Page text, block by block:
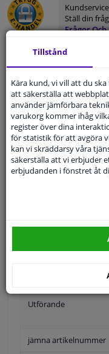
Ställ din
Frågor Och
Modellmatchande
Fyll i ditt
Utförande
jämna artikelnummer
Tillstånd
Kära kund, vi vill att du
att säkerställa att
använder jämförbara
varukorg kommer ihåg
register över dina
för statistik för att avgöra
kan vi skräddarsy våra
säkerställa att vi erbjuder
erbjudanden i fönstret åt